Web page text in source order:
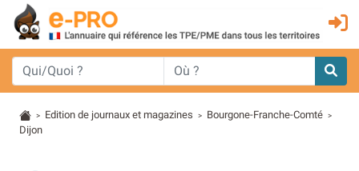
> Edition de journaux et magazines > Bourgone-Franche-Comté >
Dijon